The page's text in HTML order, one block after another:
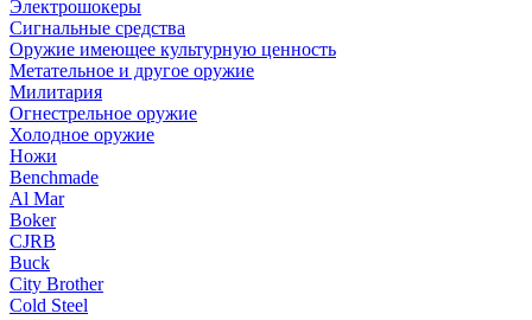
Электрошокеры
Сигнальные средства
Оружие имеющее культурную ценность
Метательное и другое оружие
Милитария
Огнестрельное оружие
Холодное оружие
Ножи
Benchmade
Al Mar
Boker
CJRB
Buck
City Brother
Cold Steel